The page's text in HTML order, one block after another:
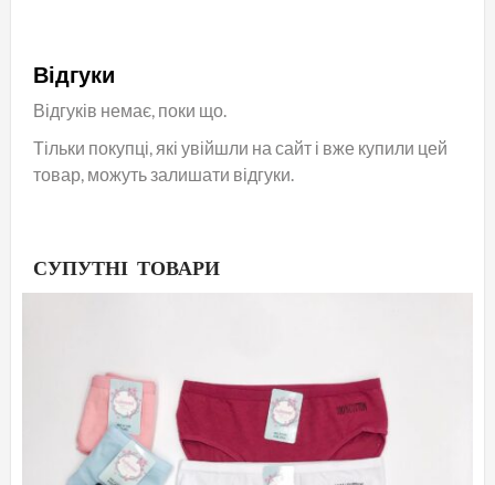
Відгуки
Відгуків немає, поки що.
Тільки покупці, які увійшли на сайт і вже купили цей
товар, можуть залишати відгуки.
СУПУТНІ ТОВАРИ